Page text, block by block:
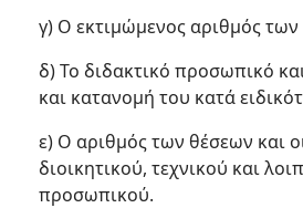
γ) Ο εκτιμώμενος αριθμός
δ) Το διδακτικό προσωπικό
και κατανομή του κατά
ε) Ο αριθμός των θέσεων και
διοικητικού, τεχνικού και
προσωπικού.